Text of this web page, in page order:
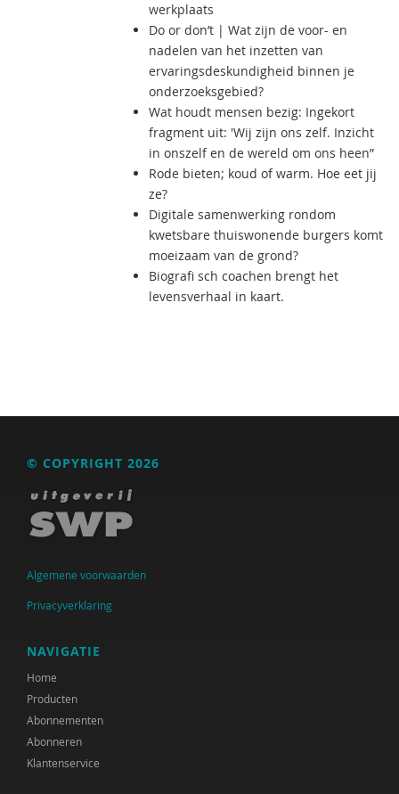
werkplaats
Do or don’t | Wat zijn de voor- en
nadelen van het inzetten van
ervaringsdeskundigheid binnen je
onderzoeksgebied?
Wat houdt mensen bezig: Ingekort
fragment uit: 'Wij zijn ons zelf. Inzicht
in onszelf en de wereld om ons heen”
Rode bieten; koud of warm. Hoe eet jij
ze?
Digitale samenwerking rondom
kwetsbare thuiswonende burgers komt
moeizaam van de grond?
Biografi sch coachen brengt het
levensverhaal in kaart.
© COPYRIGHT 2026
Algemene voorwaarden
Privacyverklaring
NAVIGATIE
Home
Producten
Abonnementen
Abonneren
Klantenservice